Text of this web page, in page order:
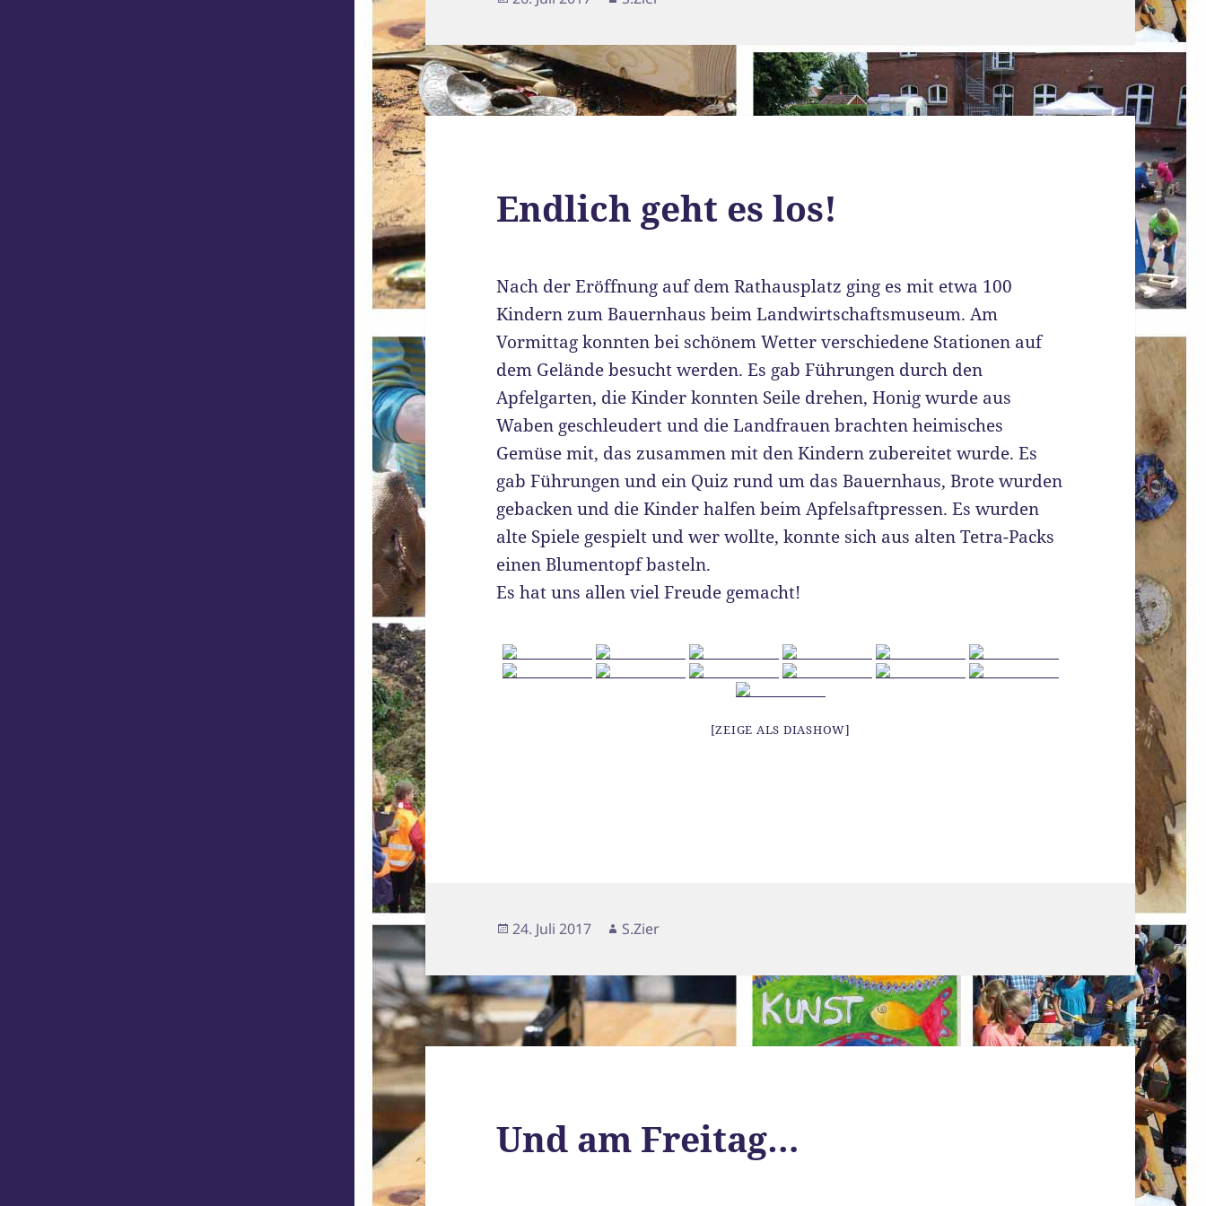
Endlich geht es los!
Nach der Eröffnung auf dem Rathausplatz ging es mit etwa 100
Kindern zum Bauernhaus beim Landwirtschaftsmuseum. Am
Vormittag konnten bei schönem Wetter verschiedene Stationen auf
dem Gelände besucht werden. Es gab Führungen durch den
Apfelgarten, die Kinder konnten Seile drehen, Honig wurde aus
Waben geschleudert und die Landfrauen brachten heimisches
Gemüse mit, das zusammen mit den Kindern zubereitet wurde. Es
gab Führungen und ein Quiz rund um das Bauernhaus, Brote wurden
gebacken und die Kinder halfen beim Apfelsaftpressen. Es wurden
alte Spiele gespielt und wer wollte, konnte sich aus alten Tetra-Packs
einen Blumentopf basteln.
Es hat uns allen viel Freude gemacht!
[ZEIGE ALS DIASHOW]
Veröffentlicht
24. Juli 2017 Autor
S.Zier
Und am Freitag…